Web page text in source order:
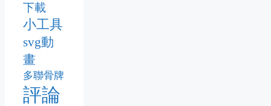
下載
小工具
svg動
畫
多聯骨牌
評論